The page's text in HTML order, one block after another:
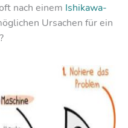
nach einem Ishikawa-
Ursachen für ein